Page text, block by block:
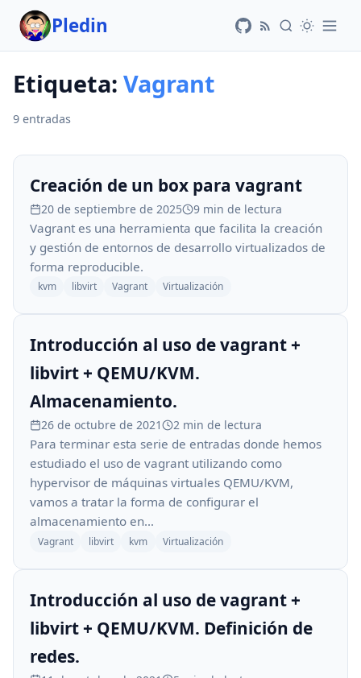
Pledin
Etiqueta: Vagrant
9 entradas
Creación de un box para vagrant
20 de septiembre de 2025 9 min de lectura
Vagrant es una herramienta que facilita la creación
y gestión de entornos de desarrollo virtualizados de
forma reproducible.
kvm libvirt Vagrant Virtualización
Introducción al uso de vagrant +
libvirt + QEMU/KVM.
Almacenamiento.
26 de octubre de 2021 2 min de lectura
Para terminar esta serie de entradas donde hemos
estudiado el uso de vagrant utilizando como
hypervisor de máquinas virtuales QEMU/KVM,
vamos a tratar la forma de configurar el
almacenamiento en…
Vagrant libvirt kvm Virtualización
Introducción al uso de vagrant +
libvirt + QEMU/KVM. Definición de
redes.